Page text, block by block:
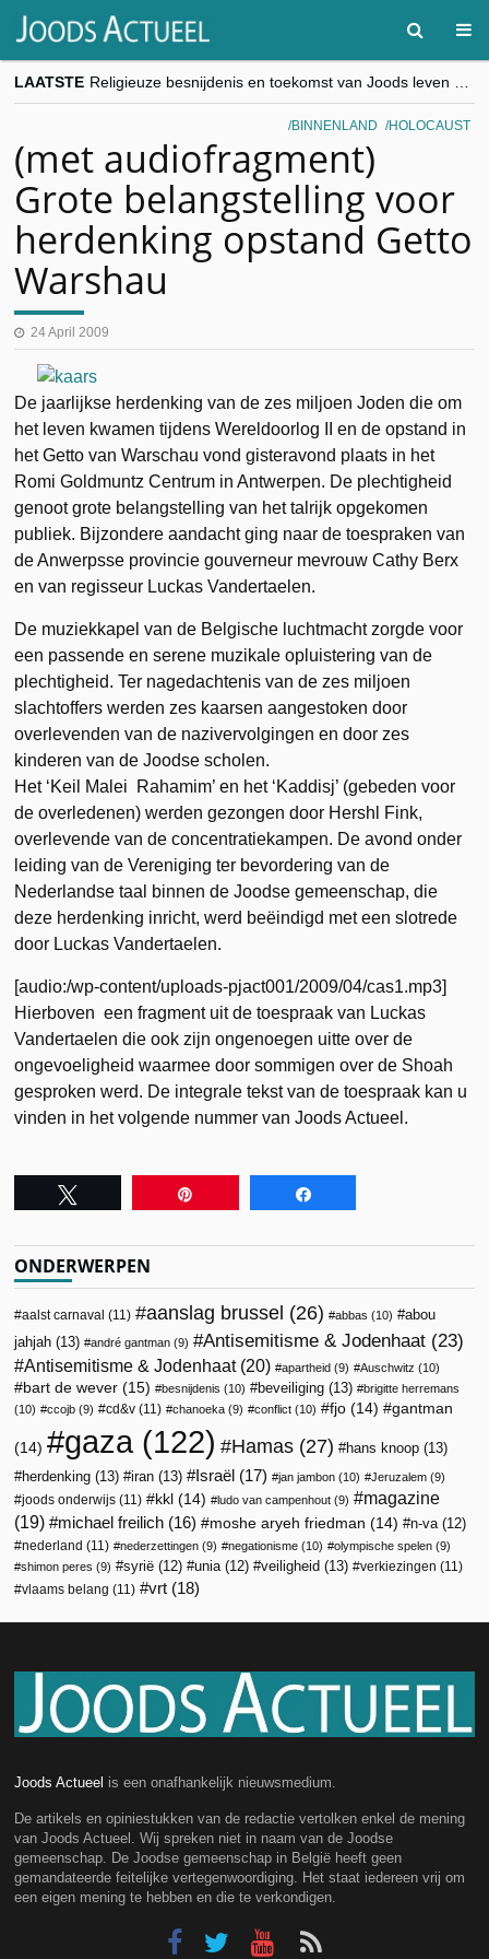
LAATSTE
“Besnijdenisdebat toont hoe moeilijk seculiere Westen minderheden begrijpt”, Jinnih Beels (Vooruit)
CITYTRIP | ROEMENIË – Boekarest: de verrassing van Oost-Europa
BINNENLAND HOLOCAUST
(met audiofragment)
Grote belangstelling voor
herdenking opstand Getto
Warshau
24 April 2009
De jaarlijkse herdenking van de zes miljoen Joden die om
het leven kwamen tijdens Wereldoorlog II en de opstand in
het Getto van Warschau vond gisteravond plaats in het
Romi Goldmuntz Centrum in Antwerpen. De plechtigheid
genoot grote belangstelling van het talrijk opgekomen
publiek. Bijzondere aandacht ging naar de toespraken van
de Anwerpsse provincie gouverneur mevrouw Cathy Berx
en van regisseur Luckas Vandertaelen.
De muziekkapel van de Belgische luchtmacht zorgde voor
een passende en serene muzikale opluistering van de
plechtigheid. Ter nagedachtenis van de zes miljoen
slachtoffers werden zes kaarsen aangestoken door
overlevenden van de nazivervolgingen en door zes
kinderen van de Joodse scholen.
Het ‘Keil Malei Rahamim’ en het ‘Kaddisj’ (gebeden voor
de overledenen) werden gezongen door Hershl Fink,
overlevende van de concentratiekampen. De avond onder
leiding van de Vereniging ter bevordering van de
Nederlandse taal binnen de Joodse gemeenschap, die
deze herdenking inricht, werd beëindigd met een slotrede
door Luckas Vandertaelen.
[audio:/wp-content/uploads-pjact001/2009/04/cas1.mp3]
Hierboven een fragment uit de toespraak van Luckas
Vandertaelen die ook zijn ongenoegen uitte over de
ongevoeligheid waarmee door sommigen over de Shoah
gesproken werd. De integrale tekst van de toespraak kan u
vinden in het volgende nummer van Joods Actueel.
ONDERWERPEN
aalst carnaval (11) aanslag brussel (26) abbas (10)
abou
jahjah (13) andré gantman (9) Antisemitisme & Jodenhaat (23)
Antisemitisme & Jodenhaat(20) apartheid (9) Auschwitz (10)
bart de wever (15) besnijdenis (10) beveiliging (13)
brigitte herremans
(10)
ccojb (9) cd&v (11) chanoeka (9) conflict (10) fjo (14) gantman
(14) gaza (122) Hamas (27) hans knoop (13)
herdenking (13) iran (13) Israël (17) jan jambon (10) Jeruzalem (9)
joods onderwijs (11) kkl (14) ludo van campenhout (9)
magazine
(19)
michael freilich (16) moshe aryeh friedman (14) n-va (12)
nederland (11) nederzettingen (9) negationisme (10) olympische spelen (9)
shimon peres (9) syrië (12) unia (12) veiligheid (13) verkiezingen (11)
vlaams belang (11) vrt (18)
Joods Actueel is een onafhankelijk nieuwsmedium.
De artikels en opiniestukken van de redactie vertolken enkel de mening
van Joods Actueel. Wij spreken niet in naam van de Joodse
gemeenschap. De Joodse gemeenschap in België heeft geen
gemandateerde feitelijke vertegenwoordiging. Het staat iedereen vrij om
een eigen mening te hebben en die te verkondigen.